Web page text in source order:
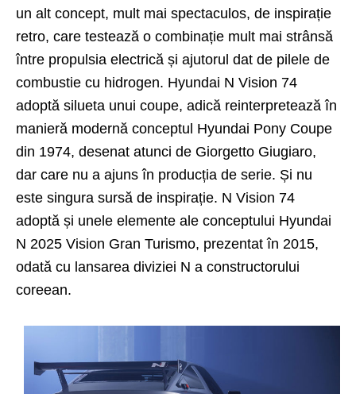
un alt concept, mult mai spectaculos, de inspirație
retro, care testează o combinație mult mai strânsă
între propulsia electrică și ajutorul dat de pilele de
combustie cu hidrogen. Hyundai N Vision 74
adoptă silueta unui coupe, adică reinterpretează în
manieră modernă conceptul Hyundai Pony Coupe
din 1974, desenat atunci de Giorgetto Giugiaro,
dar care nu a ajuns în producția de serie. Și nu
este singura sursă de inspirație. N Vision 74
adoptă și unele elemente ale conceptului Hyundai
N 2025 Vision Gran Turismo, prezentat în 2015,
odată cu lansarea diviziei N a constructorului
coreean.